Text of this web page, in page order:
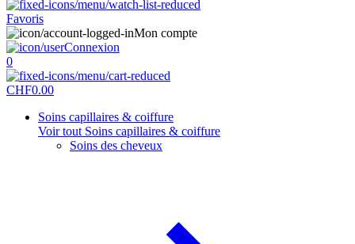
Favoris
Mon compte
Connexion
0
CHF0.00
Soins capillaires & coiffure
Voir tout Soins capillaires & coiffure
Soins des cheveux